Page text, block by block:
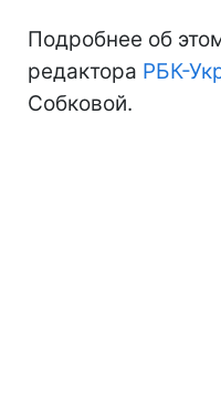
Подробнее об
редактора РБК-
Собковой.